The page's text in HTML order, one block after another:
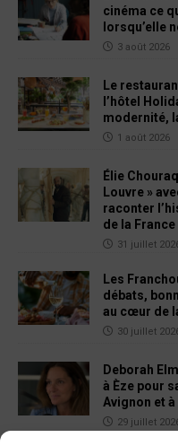
cinéma ce
lorsqu’elle
3 août 2026
Le
l’hôtel
modernité,
1 août 2026
Élie
Louvre »
raconter
de la France
31 juillet
Les
débats,
au cœur de
30 juillet
Deborah
à Èze pour
Avignon et
29 juillet